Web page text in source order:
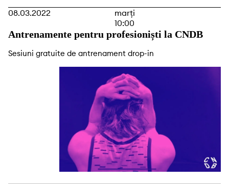
08.03.2022
marți
10:00
Antrenamente pentru profesioniști la CNDB
Sesiuni gratuite de antrenament drop-in